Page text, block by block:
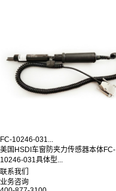
FC-10246-031...
美国HSDI车窗防夹力传感器本体FC-
10246-031具体型...
联系我们
业务咨询